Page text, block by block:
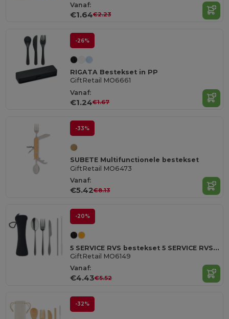
Vanaf:
€1.64€2.23
-26%
RIGATA Bestekset in PP
GiftRetail MO6661
Vanaf:
€1.24€1.67
-33%
SUBETE Multifunctionele bestekset
GiftRetail MO6473
Vanaf:
€5.42€8.13
-20%
5 SERVICE RVS bestekset 5 SERVICE RVS bestekset
GiftRetail MO6149
Vanaf:
€4.43€5.52
-32%